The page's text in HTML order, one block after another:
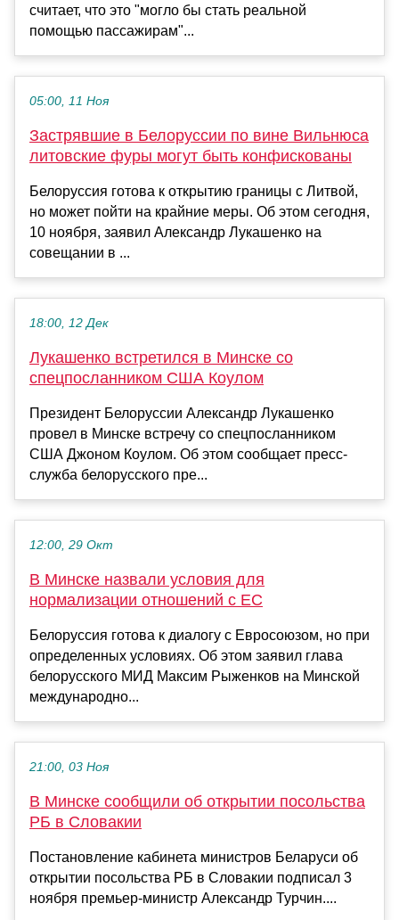
считает, что это "могло бы стать реальной
помощью пассажирам"...
05:00, 11 Ноя
Застрявшие в Белоруссии по вине Вильнюса
литовские фуры могут быть конфискованы
Белоруссия готова к открытию границы с Литвой,
но может пойти на крайние меры. Об этом сегодня,
10 ноября, заявил Александр Лукашенко на
совещании в ...
18:00, 12 Дек
Лукашенко встретился в Минске со
спецпосланником США Коулом
Президент Белоруссии Александр Лукашенко
провел в Минске встречу со спецпосланником
США Джоном Коулом. Об этом сообщает пресс-
служба белорусского пре...
12:00, 29 Окт
В Минске назвали условия для
нормализации отношений с ЕС
Белоруссия готова к диалогу с Евросоюзом, но при
определенных условиях. Об этом заявил глава
белорусского МИД Максим Рыженков на Минской
международно...
21:00, 03 Ноя
В Минске сообщили об открытии посольства
РБ в Словакии
Постановление кабинета министров Беларуси об
открытии посольства РБ в Словакии подписал 3
ноября премьер-министр Александр Турчин....